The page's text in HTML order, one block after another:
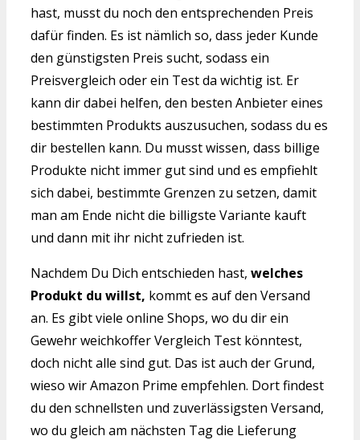
hast, musst du noch den entsprechenden Preis
dafür finden. Es ist nämlich so, dass jeder Kunde
den günstigsten Preis sucht, sodass ein
Preisvergleich oder ein Test da wichtig ist. Er
kann dir dabei helfen, den besten Anbieter eines
bestimmten Produkts auszusuchen, sodass du es
dir bestellen kann. Du musst wissen, dass billige
Produkte nicht immer gut sind und es empfiehlt
sich dabei, bestimmte Grenzen zu setzen, damit
man am Ende nicht die billigste Variante kauft
und dann mit ihr nicht zufrieden ist.
Nachdem Du Dich entschieden hast, welches
Produkt du willst, kommt es auf den Versand
an. Es gibt viele online Shops, wo du dir ein
Gewehr weichkoffer Vergleich Test könntest,
doch nicht alle sind gut. Das ist auch der Grund,
wieso wir Amazon Prime empfehlen. Dort findest
du den schnellsten und zuverlässigsten Versand,
wo du gleich am nächsten Tag die Lieferung